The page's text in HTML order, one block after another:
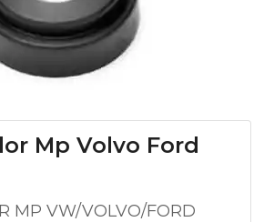
Mp Volvo Ford
MP VW/VOLVO/FORD